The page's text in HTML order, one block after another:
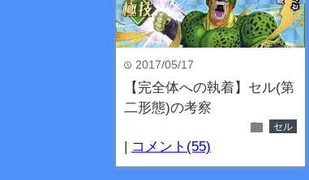
time 2017/05/17
【完全体への執着】セル(第
二形態)の考察
folder セル
| コメント(55)